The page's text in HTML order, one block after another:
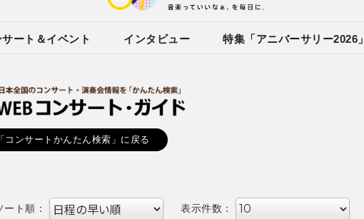
サート＆イベント インタビュー 特集「アニバーサリー2026」
コンサートかんたん検索」に戻る
ート順： 表示件数：